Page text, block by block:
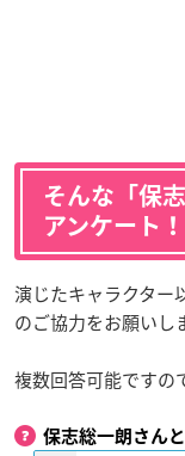
そんな「保
アンケート！
演じたキャラクター
のご協力をお願いし
複数回答可能ですの
保志総一朗さん